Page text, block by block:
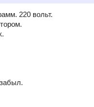
220 вольт.